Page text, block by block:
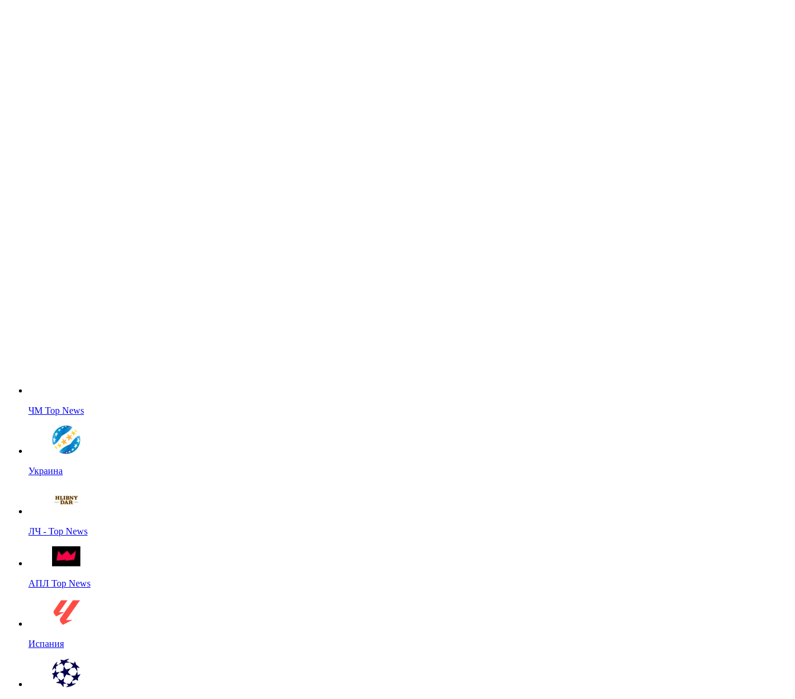
ЧМ Top News
Украина
ЛЧ - Top News
АПЛ Top News
Испания